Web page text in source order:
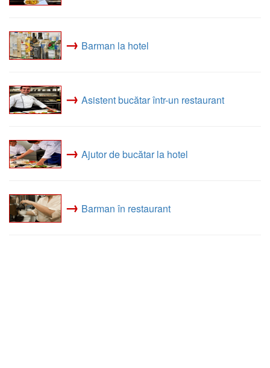
→ Barman la hotel
→ Asistent bucătar într-un restaurant
→ Ajutor de bucătar la hotel
→ Barman în restaurant